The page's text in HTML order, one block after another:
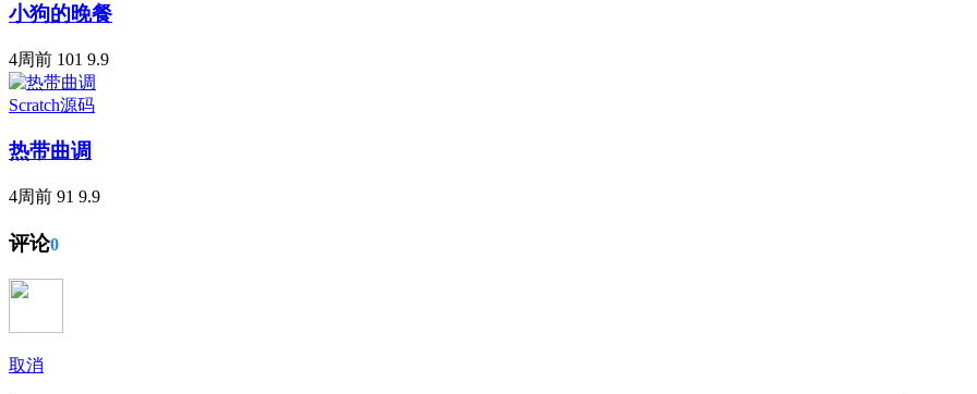
小狗的晚餐
4周前 101 9.9
Scratch源码
热带曲调
4周前 91 9.9
评论0
取消